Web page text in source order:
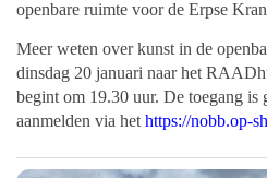
openbare ruimte voor de Erpse
Meer weten over kunst in de
dinsdag 20 januari naar het
begint om 19.30 uur. De toegang is
aanmelden via het https://nobb.op-